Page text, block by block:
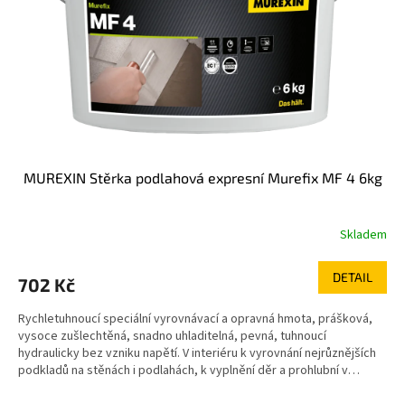
MUREXIN Stěrka podlahová expresní Murefix MF 4 6kg
Skladem
702 Kč DETAIL
Rychletuhnoucí speciální vyrovnávací a opravná hmota, prášková,
vysoce zušlechtěná, snadno uhladitelná, pevná, tuhnoucí
hydraulicky bez vzniku napětí. V interiéru k vyrovnání nejrůznějších
podkladů na stěnách i podlahách, k vyplnění děr a prohlubní v